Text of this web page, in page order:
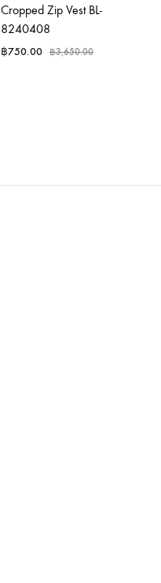
Cropped Zip Vest BL-
8240408
฿750.00 ฿3,650.00